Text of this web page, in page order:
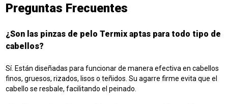
Preguntas Frecuentes
¿Son las pinzas de pelo Termix aptas para todo tipo de
cabellos?
Sí. Están diseñadas para funcionar de manera efectiva en cabellos
finos, gruesos, rizados, lisos o teñidos. Su agarre firme evita que el
cabello se resbale, facilitando el peinado.